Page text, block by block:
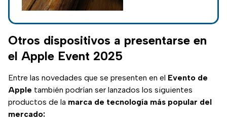
diseño y fecha de
lanzamiento del
Otros dispositivos a presentarse en
el Apple Event 2025
Entre las novedades que se presenten en el Evento de
Apple también podrían ser lanzados los siguientes
productos de la marca de tecnología más popular del
mercado: